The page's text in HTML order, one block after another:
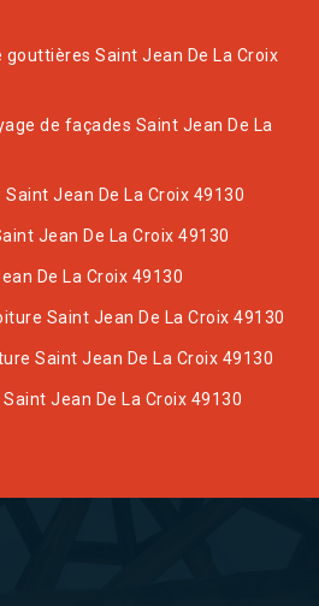
Saint Jean De La Croix
de façades Saint Jean De La
Jean De La Croix 49130
Jean De La Croix 49130
De La Croix 49130
Saint Jean De La Croix 49130
Saint Jean De La Croix 49130
Jean De La Croix 49130